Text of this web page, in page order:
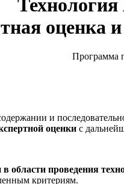
Технология
оценка
Программа
и
оценки с
области проведения
критериям.